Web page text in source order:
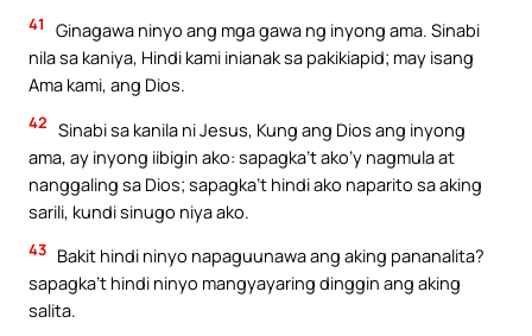
41
Ginagawa ninyo ang mga gawa ng inyong ama. Sinabi
nila sa kaniya, Hindi kami inianak sa pakikiapid; may isang
Ama kami, ang Dios.
42 Sinabi sa kanila ni Jesus, Kung ang Dios ang inyong
ama, ay inyong iibigin ako: sapagka’t ako’y nagmula at
nanggaling sa Dios; sapagka’t hindi ako naparito sa aking
sarili, kundi sinugo niya ako.
43 Bakit hindi ninyo napaguunawa ang aking pananalita?
sapagka’t hindi ninyo mangyayaring dinggin ang aking
salita.